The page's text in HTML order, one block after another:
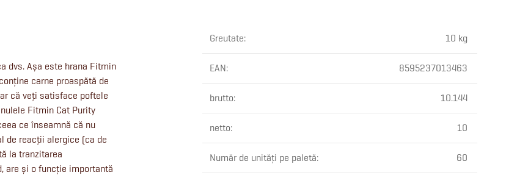
dvs. Așa este hrana Fitmin
carne proaspătă de
că veți satisface poftele
Fitmin Cat Purity
ce înseamnă că nu
de reacții alergice (ca de
la tranzitarea
are și o funcție importantă
Greutate: 10 kg
EAN: 8595237013463
brutto: 10.144
netto: 10
Număr de unități pe paletă: 60